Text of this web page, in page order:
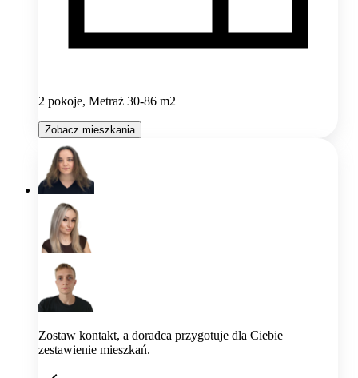
2 pokoje, Metraż 30-86 m2
Zobacz mieszkania
Zostaw kontakt, a doradca przygotuje dla Ciebie
zestawienie mieszkań.